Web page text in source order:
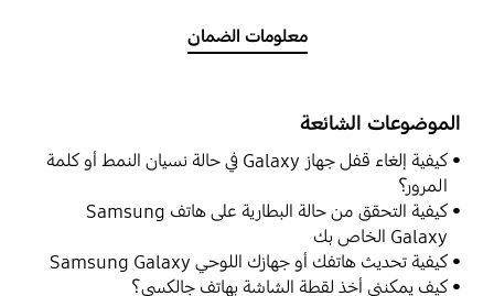
معلومات الضمان
الموضوعات الشائعة
كيفية إلغاء قفل جهاز Galaxy في حالة نسيان النمط أو كلمة
المرور؟
كيفية التحقق من حالة البطارية على هاتف Samsung
Galaxy الخاص بك
كيفية تحديث هاتفك أو جهازك اللوحي Samsung Galaxy
كيف يمكنني أخذ لقطة الشاشة بهاتف جالكسي؟